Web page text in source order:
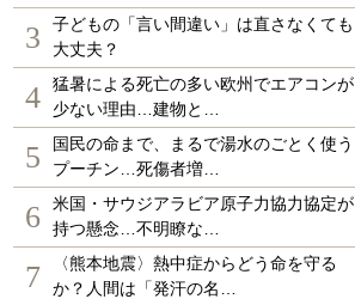
3
子どもの「言い間違い」は直さなくても
大丈夫？
4
猛暑による死亡の多い欧州でエアコンが
少ない理由…建物と…
5
国民の命まで、まるで湯水のごとく使う
プーチン…死傷者増…
6
米国・サウジアラビア原子力協力協定が
持つ懸念…不明瞭な…
7
〈熊本地震〉熱中症からどう命を守る
か？人間は「発汗の名…